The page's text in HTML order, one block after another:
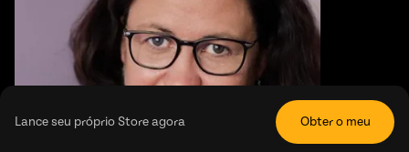
Lance seu próprio Store agora Obter o meu